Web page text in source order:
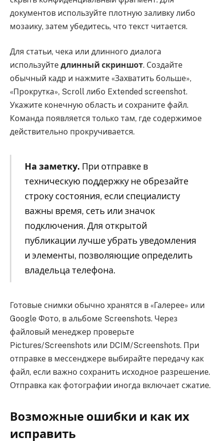
документов используйте плотную заливку либо
мозаику, затем убедитесь, что текст читается.
Для статьи, чека или длинного диалога
используйте длинный скриншот. Создайте
обычный кадр и нажмите «Захватить больше»,
«Прокрутка», Scroll либо Extended screenshot.
Укажите конечную область и сохраните файл.
Команда появляется только там, где содержимое
действительно прокручивается.
На заметку. При отправке в
техническую поддержку не обрезайте
строку состояния, если специалисту
важны время, сеть или значок
подключения. Для открытой
публикации лучше убрать уведомления
и элементы, позволяющие определить
владельца телефона.
Готовые снимки обычно хранятся в «Галерее» или
Google Фото, в альбоме Screenshots. Через
файловый менеджер проверьте
Pictures/Screenshots или DCIM/Screenshots. При
отправке в мессенджере выбирайте передачу как
файл, если важно сохранить исходное разрешение.
Отправка как фотографии иногда включает сжатие.
Возможные ошибки и как их
исправить